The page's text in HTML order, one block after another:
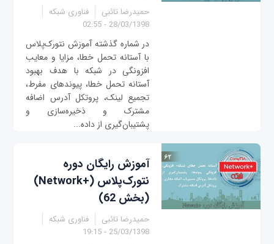
حمیدرضا تائبی
فناوری شبکه
28/03/1398 - 02:55
در شماره گذشته آموزش نتورک‌پلاس
با آستانه تحمل خطا، مزایا و معایب
افزونگی در شبکه با هدف بهبود
آستانه تحمل خطا، پیوندهای مفرط،
تجمیع لینک، پروتکل آدرس اضافه
مشترک و ذخیره‌سازی و
پشتیبان‌گیری از داده‌...
آموزش رایگان دوره
نتورک‌پلاس (+Network)
(بخش 62)
حمیدرضا تائبی
فناوری شبکه
25/03/1398 - 19:15